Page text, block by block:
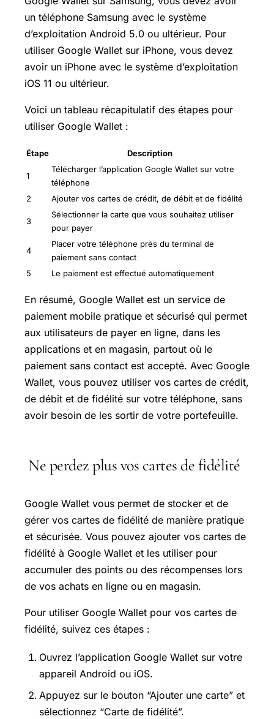
un téléphone Samsung avec le système
d’exploitation Android 5.0 ou ultérieur. Pour
utiliser Google Wallet sur iPhone, vous devez
avoir un iPhone avec le système d’exploitation
iOS 11 ou ultérieur.
Voici un tableau récapitulatif des étapes pour
utiliser Google Wallet :
Étape Description
1
Télécharger l’application Google Wallet sur votre
téléphone
2
Ajouter vos cartes de crédit, de débit et de fidélité
3
Sélectionner la carte que vous souhaitez utiliser
pour payer
4
Placer votre téléphone près du terminal de
paiement sans contact
5
Le paiement est effectué automatiquement
En résumé, Google Wallet est un service de
paiement mobile pratique et sécurisé qui permet
aux utilisateurs de payer en ligne, dans les
applications et en magasin, partout où le
paiement sans contact est accepté. Avec Google
Wallet, vous pouvez utiliser vos cartes de crédit,
de débit et de fidélité sur votre téléphone, sans
avoir besoin de les sortir de votre portefeuille.
Ne perdez plus vos cartes de fidélité
Google Wallet vous permet de stocker et de
gérer vos cartes de fidélité de manière pratique
et sécurisée. Vous pouvez ajouter vos cartes de
fidélité à Google Wallet et les utiliser pour
accumuler des points ou des récompenses lors
de vos achats en ligne ou en magasin.
Pour utiliser Google Wallet pour vos cartes de
fidélité, suivez ces étapes :
Ouvrez l’application Google Wallet sur votre
appareil Android ou iOS.
Appuyez sur le bouton “Ajouter une carte” et
sélectionnez “Carte de fidélité”.